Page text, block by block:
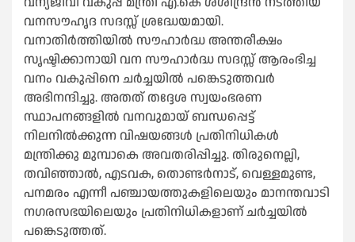
വനസൗഹൃദ സദസ്സ് ശ്രദ്ധേയമായി.
വനാതിര്‍ത്തിയില്‍ സൗഹാര്‍ദ്ധ അന്തരീക്ഷം
സൃഷ്ടിക്കാനായി വന സൗഹാര്‍ദ്ധ സദസ്സ് ആരംഭിച്ച
വനം വകുപ്പിനെ ചര്‍ച്ചയില്‍ പങ്കെടുത്തവര്‍
അഭിനന്ദിച്ചു. അതത് തദ്ദേശ സ്വയംഭരണ
സ്ഥാപനങ്ങളില്‍ വനവുമായ് ബന്ധപ്പെട്ട്
നിലനില്‍ക്കുന്ന വിഷയങ്ങള്‍ പ്രതിനിധികള്‍
മന്ത്രിക്കു മുമ്പാകെ അവതരിപ്പിച്ചു. തിരുനെല്ലി,
തവിഞ്ഞാല്‍, എടവക, തൊണ്ടര്‍നാട്, വെള്ളമുണ്ട,
പനമരം എന്നീ പഞ്ചായത്തുകളിലെയും മാനന്തവാടി
നഗരസഭയിലെയും പ്രതിനിധികളാണ് ചര്‍ച്ചയില്‍
പങ്കെടുത്തത്.